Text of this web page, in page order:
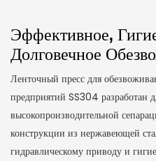
Эффективное,
Долговечное
Ленточный пресс для
предприятий SS304 разработан
высокопроизводительной
конструкции из нержавеющей
гидравлическому приводу и